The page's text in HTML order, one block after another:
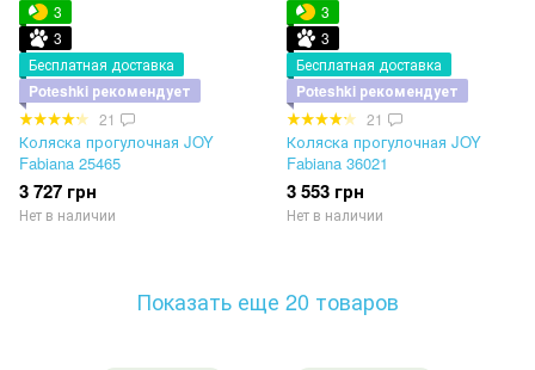
3
3
Бесплатная доставка
Poteshki рекомендует
21
Коляска прогулочная JOY
Fabiana 25465
3 727 грн
Нет в наличии
3
3
Бесплатная доставка
Poteshki рекомендует
21
Коляска прогулочная JOY
Fabiana 36021
3 553 грн
Нет в наличии
Показать еще 20 товаров